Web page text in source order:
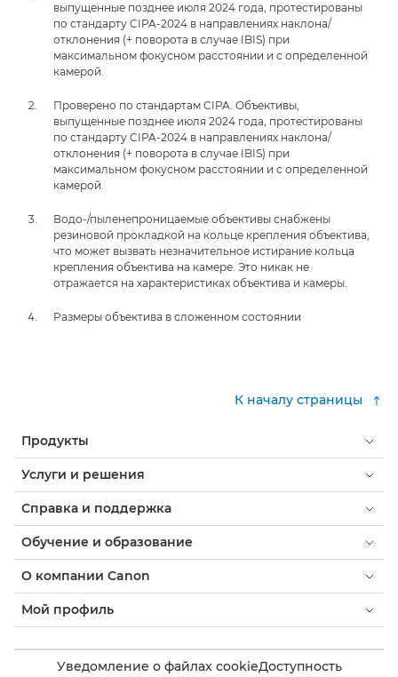
выпущенные позднее июля 2024 года, протестированы
по стандарту CIPA-2024 в направлениях наклона/
отклонения (+ поворота в случае IBIS) при
максимальном фокусном расстоянии и с определенной
камерой.
Проверено по стандартам CIPA. Объективы,
выпущенные позднее июля 2024 года, протестированы
по стандарту CIPA-2024 в направлениях наклона/
отклонения (+ поворота в случае IBIS) при
максимальном фокусном расстоянии и с определенной
камерой.
Водо-/пыленепроницаемые объективы снабжены
резиновой прокладкой на кольце крепления объектива,
что может вызвать незначительное истирание кольца
крепления объектива на камере. Это никак не
отражается на характеристиках объектива и камеры.
Размеры объектива в сложенном состоянии
К началу страницы
Продукты
Услуги и решения
Справка и поддержка
Обучение и образование
О компании Canon
Мой профиль
Уведомление о файлах cookieДоступность